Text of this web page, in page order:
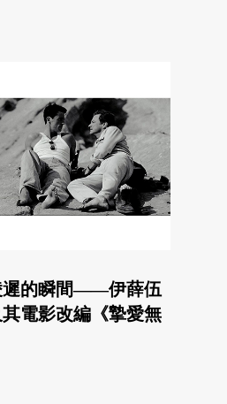
遲的瞬間——伊薛伍
電影改編《摯愛無